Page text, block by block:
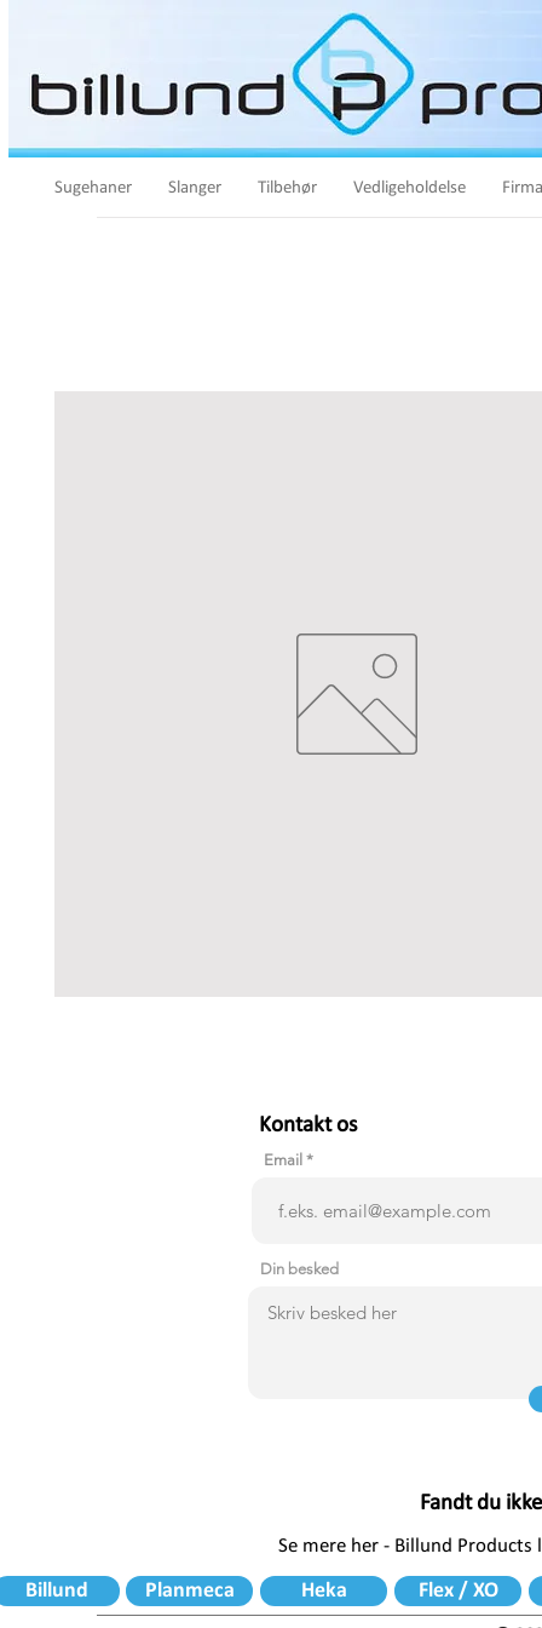
Sugehaner Slanger Tilbehør Vedligeholdelse
Kontakt os
Email
Din besked
Fandt du
Se mere her - Billund
Billund Planmeca Heka Flex / XO